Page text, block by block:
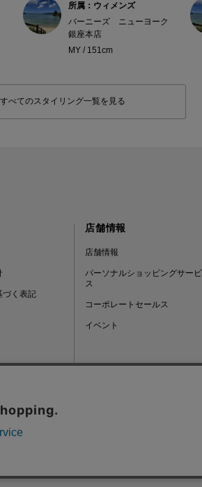
所属：ウィメンズ
バーニーズ ニューヨーク
銀座本店
MY / 151cm
すべてのスタイリング一覧を見る
づく表記
店舗情報
店舗情報
パーソナルショッピングサービ
ス
コーポレートセールス
イベント